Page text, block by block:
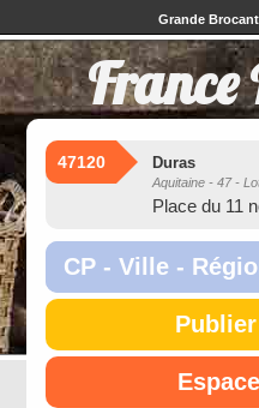
Grande
France
47120 Duras
Aquitaine - 47 -
Place du 11